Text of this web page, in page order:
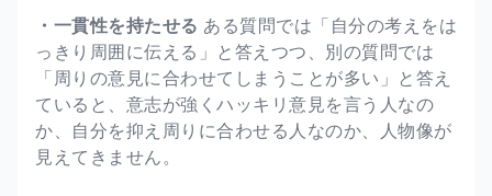
・一貫性を持たせる ある質問では「自分の考えをは
っきり周囲に伝える」と答えつつ、別の質問では
「周りの意見に合わせてしまうことが多い」と答え
ていると、意志が強くハッキリ意見を言う人なの
か、自分を抑え周りに合わせる人なのか、人物像が
見えてきません。